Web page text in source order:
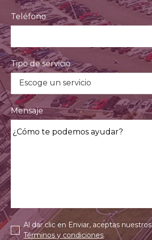
Teléfono
Tipo de servicio
Mensaje
Al dar clic en Enviar, aceptas nuestros
Términos y condiciones.